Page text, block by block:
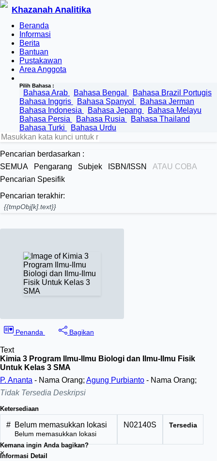
Khazanah Analitika
Beranda
Informasi
Berita
Bantuan
Pustakawan
Area Anggota
Pilih Bahasa :
Bahasa Arab Bahasa Bengal
Bahasa Brazil Portugis
Bahasa Inggris
Bahasa Spanyol
Bahasa Jerman
Bahasa Indonesia
Bahasa Jepang
Bahasa Melayu
Bahasa Persia
Bahasa Rusia
Bahasa Thailand
Bahasa Turki
Bahasa Urdu
Pencarian berdasarkan :
SEMUA
Pengarang Subjek ISBN/ISSN
ATAU COBA
Pencarian Spesifik
Pencarian terakhir:
{{tmpObj[k].text}}
Penanda Bagikan
Text
Kimia 3 Program Ilmu-Ilmu Biologi dan Ilmu-Ilmu Fisik
Untuk Kelas 3 SMA
P. Ananta - Nama Orang; Agung Purbianto - Nama Orang;
Tidak Tersedia Deskripsi
Ketersediaan
# Belum memasukkan lokasi
Belum memasukkan lokasi
N02140S Tersedia
Informasi Detail
Kemana ingin Anda bagikan?
×